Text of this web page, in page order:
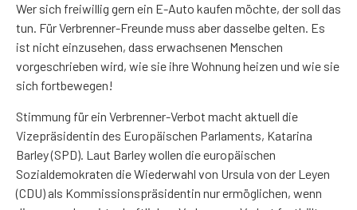
Wer sich freiwillig gern ein E-Auto kaufen möchte, der soll das
tun. Für Verbrenner-Freunde muss aber dasselbe gelten. Es
ist nicht einzusehen, dass erwachsenen Menschen
vorgeschrieben wird, wie sie ihre Wohnung heizen und wie sie
sich fortbewegen!
Stimmung für ein Verbrenner-Verbot macht aktuell die
Vizepräsidentin des Europäischen Parlaments, Katarina
Barley (SPD). Laut Barley wollen die europäischen
Sozialdemokraten die Wiederwahl von Ursula von der Leyen
(CDU) als Kommissionspräsidentin nur ermöglichen, wenn